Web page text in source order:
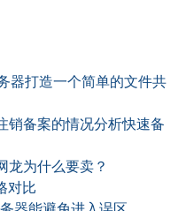
器打造一个简单的文件共
销备案的情况分析快速备
龙为什么要卖？
对比